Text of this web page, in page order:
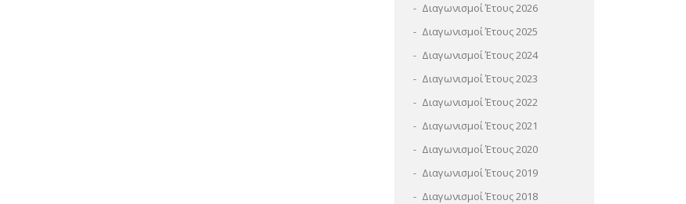
Διαγωνισμοί Έτους 2026
Διαγωνισμοί Έτους 2025
Διαγωνισμοί Έτους 2024
Διαγωνισμοί Έτους 2023
Διαγωνισμοί Έτους 2022
Διαγωνισμοί Έτους 2021
Διαγωνισμοί Έτους 2020
Διαγωνισμοί Έτους 2019
Διαγωνισμοί Έτους 2018